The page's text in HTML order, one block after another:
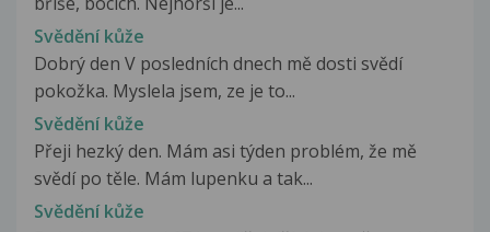
Svědění kůže
Dobrý den V posledních dnech mě dosti svědí
pokožka. Myslela jsem, ze je to...
Svědění kůže
Přeji hezký den. Mám asi týden problém, že mě
svědí po těle. Mám lupenku a tak...
Svědění kůže